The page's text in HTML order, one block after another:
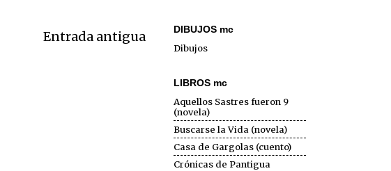
Entrada antigua DIBUJOS mc
Dibujos
LIBROS mc
Aquellos Sastres fueron 9
(novela)
Buscarse la Vida (novela)
Casa de Gargolas (cuento)
Crónicas de Pantigua